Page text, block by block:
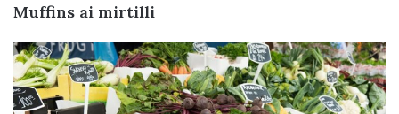
Muffins ai mirtilli